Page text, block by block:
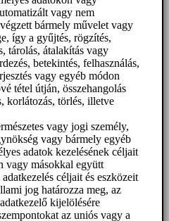
vagy nem
bármely művelet vagy
így a gyűjtés, rögzítés,
tárolás, átalakítás vagy
betekintés, felhasználás,
vagy egyéb módon
tétel útján, összehangolás
korlátozás, törlés, illetve
vagy jogi személy,
vagy bármely egyéb
adatok kezelésének céljait
vagy másokkal együtt
céljait és eszközeit
jog határozza meg, az
kijelölésére
az uniós vagy a